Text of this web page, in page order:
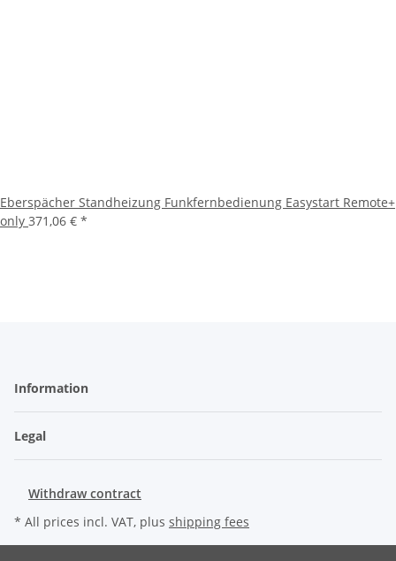
Eberspächer Standheizung Funkfernbedienung Easystart Remote+
only 371,06 € *
Information
Legal
Withdraw contract
* All prices incl. VAT, plus shipping fees